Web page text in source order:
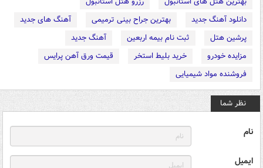
دانلود آهنگ جدید
بهترین جراح بینی ترمیمی
آهنگ های جدید
پرشین هتل
ثبت نام بیمه اربعین
آهنگ جدید
مزایده خودرو
خرید بلیط استخر
قیمت ورق آهن پرایس
فروشنده مواد شیمیایی
نظر شما
نام
ایمیل